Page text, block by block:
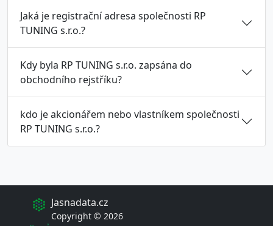
Jaká je registrační adresa společnosti RP
TUNING s.r.o.?
Kdy byla RP TUNING s.r.o. zapsána do
obchodního rejstříku?
kdo je akcionářem nebo vlastníkem společnosti
RP TUNING s.r.o.?
Jasnadata.cz
Copyright © 2026